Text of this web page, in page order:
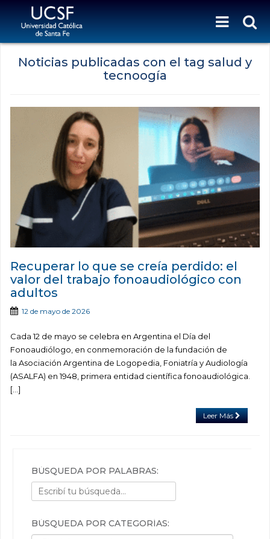
Noticias publicadas con el tag salud y
tecnoogía
Recuperar lo que se creía perdido: el
valor del trabajo fonoaudiológico con
adultos
12 de mayo de 2026
Cada 12 de mayo se celebra en Argentina el Día del
Fonoaudiólogo, en conmemoración de la fundación de
la Asociación Argentina de Logopedia, Foniatría y Audiología
(ASALFA) en 1948, primera entidad científica fonoaudiológica.
[…]
Leer Más
BÚSQUEDA POR PALABRAS:
BÚSQUEDA POR CATEGORÍAS: